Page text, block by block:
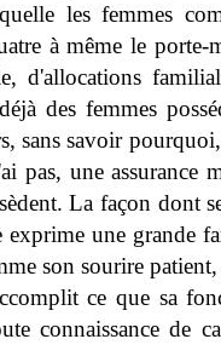
les femmes
à même le porte-
d'allocations
des femmes
sans savoir
pas, une assurance
La façon dont
exprime une grande
son sourire
ce que sa
connaissance de